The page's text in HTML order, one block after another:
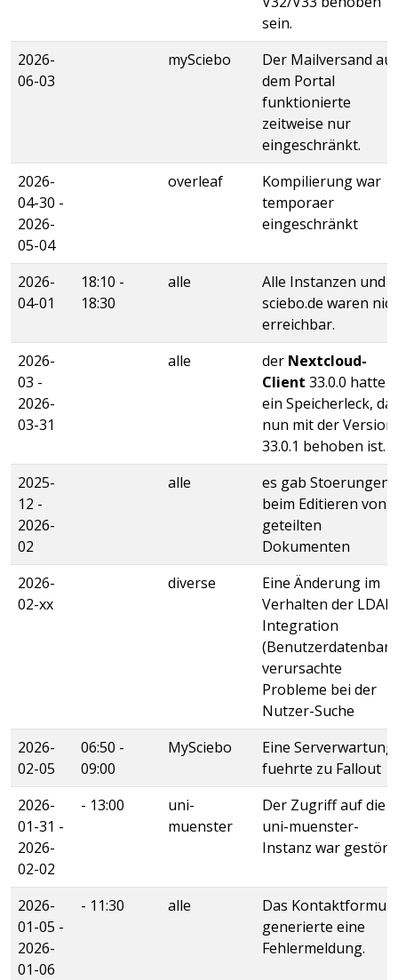
sein.
2026-
06-03
mySciebo
Der Mailversand
dem Portal
funktionierte
zeitweise nur
eingeschränkt.
2026-
04-30 -
2026-
05-04
overleaf
Kompilierung war
temporaer
eingeschränkt
2026-
04-01
18:10 -
18:30
alle
Alle Instanzen und
sciebo.de waren
erreichbar.
2026-
03 -
2026-
03-31
alle der Nextcloud-
Client 33.0.0 hatte
ein Speicherleck,
nun mit der Version
33.0.1 behoben ist.
2025-
12 -
2026-
02
alle
es gab Stoerungen
beim Editieren von
geteilten
Dokumenten
2026-
02-xx
diverse
Eine Änderung im
Verhalten der LDAP-
Integration
verursachte
Probleme bei der
Nutzer-Suche
2026-
02-05
06:50 -
09:00
MySciebo
Eine Serverwartung
fuehrte zu Fallout
2026-
01-31 -
2026-
02-02
- 13:00
uni-
muenster
Der Zugriff auf die
uni-muenster-
Instanz war gestört
2026-
01-05 -
2026-
01-06
- 11:30 alle
Das
generierte eine
Fehlermeldung.